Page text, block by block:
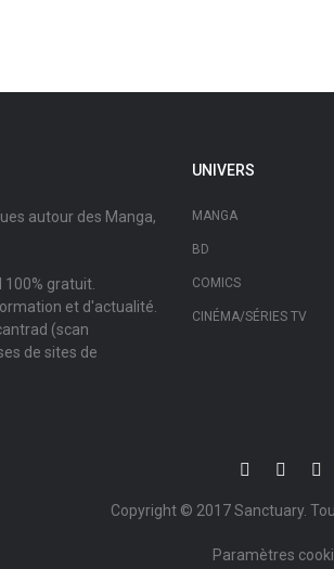
autour des Manga,
gratuit.
et d'actualité.
(scan
de sites de
UNIVERS
MANGA
BD
COMICS
CINÉMA/SÉRIES TV
Copyright © 2017Sanctuary.
Paramètres